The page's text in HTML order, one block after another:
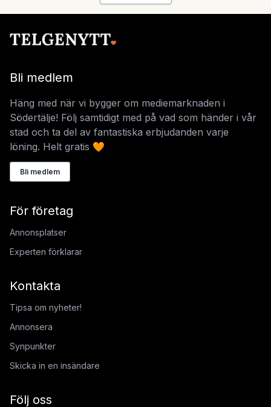
Bli medlem
Häng med när vi bygger om mediemarknaden i
Södertälje! Följ samtidigt med på vad som händer i vår
stad och ta del av fantastiska erbjudanden varje
löning. Helt gratis 🧡
Bli medlem
För företag
Annonsplatser
Experten förklarar
Kontakta
Tipsa om nyheter!
Annonsera
Synpunkter
Skicka in en insändare
Följ oss